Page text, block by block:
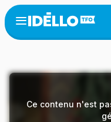
Aller
au
contenu
Open
menu
Ce contenu n'est